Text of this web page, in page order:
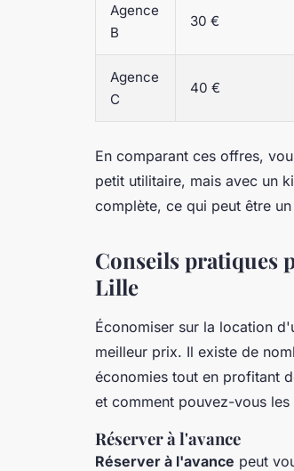
Agence
B
30 €
Agence
C
40 €
En comparant ces offres,
petit utilitaire, mais avec un
complète, ce qui peut être
Conseils pratiques
Lille
Économiser sur la location
meilleur prix. Il existe de
économies tout en profitant
et comment pouvez-vous
Réserver à l'avance
Réserver à l'avance peut